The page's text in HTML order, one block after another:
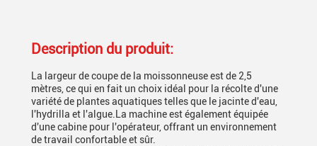
Description du produit:
La largeur de coupe de la moissonneuse est de 2,5
mètres, ce qui en fait un choix idéal pour la récolte d'une
variété de plantes aquatiques telles que le jacinte d'eau,
l'hydrilla et l'algue.La machine est également équipée
d'une cabine pour l'opérateur, offrant un environnement
de travail confortable et sûr.